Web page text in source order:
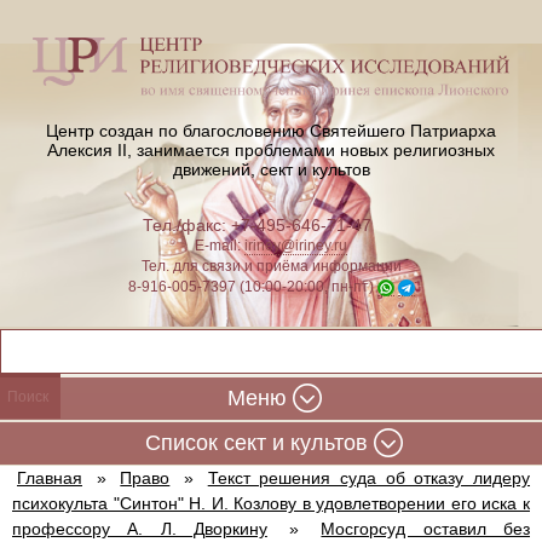
Центр создан по благословению Святейшего Патриарха
Алексия II, занимается проблемами новых религиозных
движений, сект и культов
Тел./факс: +7-495-646-71-47
E-mail:iriney@iriney.ru
Тел. для связи и приёма информации
8-916-005-7397 (10:00-20:00, пн-пт)
Меню
Cписок сект и культов
Главная » Право »
Текст решения суда об отказу лидеру
психокульта "Синтон" Н. И. Козлову в удовлетворении его иска к
профессору А. Л. Дворкину
» Мосгорсуд оставил без